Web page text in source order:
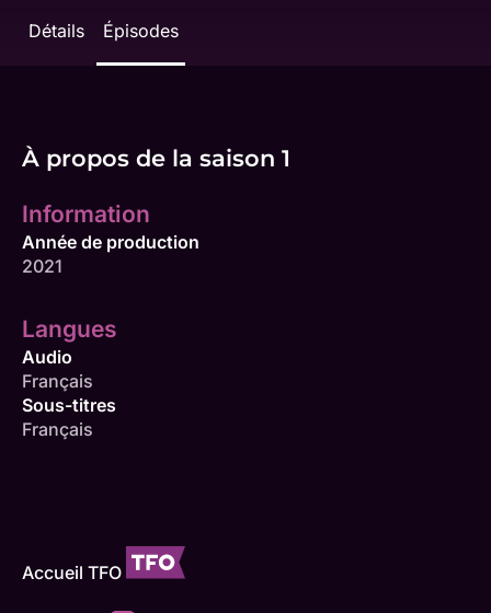
Détails Épisodes
À propos de la saison 1
Information
Année de production
2021
Langues
Audio
Français
Sous-titres
Français
Accueil TFO